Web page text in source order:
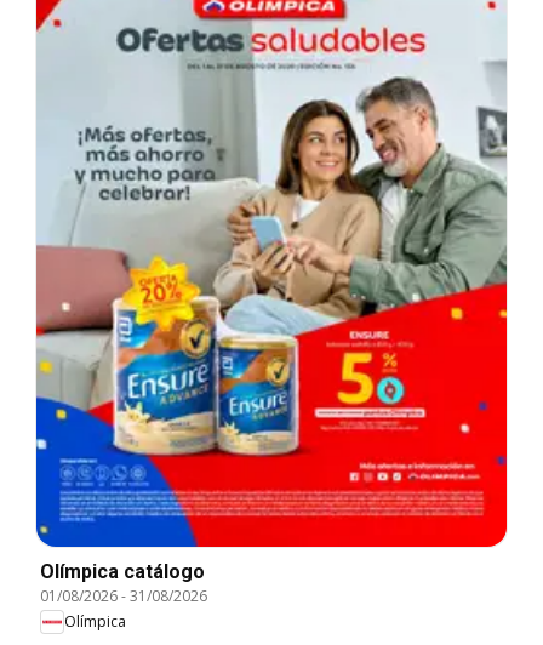
Olímpica catálogo
01/08/2026-31/08/2026
Olímpica